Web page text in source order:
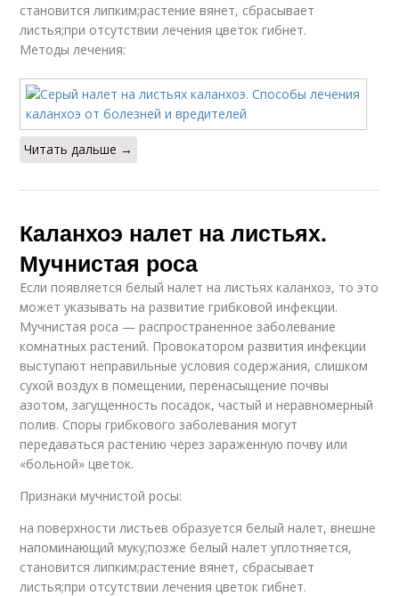
становится липким;растение вянет, сбрасывает
листья;при отсутствии лечения цветок гибнет.
Методы лечения:
Читать дальше →
Каланхоэ налет на листьях.
Мучнистая роса
Если появляется белый налет на листьях каланхоэ, то это
может указывать на развитие грибковой инфекции.
Мучнистая роса — распространенное заболевание
комнатных растений. Провокатором развития инфекции
выступают неправильные условия содержания, слишком
сухой воздух в помещении, перенасыщение почвы
азотом, загущенность посадок, частый и неравномерный
полив. Споры грибкового заболевания могут
передаваться растению через зараженную почву или
«больной» цветок.
Признаки мучнистой росы:
на поверхности листьев образуется белый налет, внешне
напоминающий муку;позже белый налет уплотняется,
становится липким;растение вянет, сбрасывает
листья;при отсутствии лечения цветок гибнет.